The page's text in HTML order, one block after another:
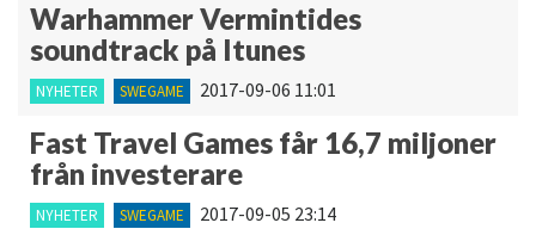
Warhammer Vermintides
soundtrack på Itunes
NYHETER SWEGAME 2017-09-06 11:01
Fast Travel Games får 16,7 miljoner
från investerare
NYHETER SWEGAME 2017-09-05 23:14